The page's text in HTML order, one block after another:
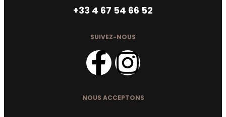
+33 4 67 54 66 52
SUIVEZ-NOUS
NOUS ACCEPTONS